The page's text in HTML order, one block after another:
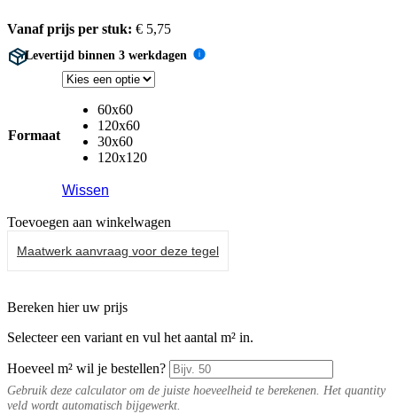
Vanaf prijs per stuk: € 5,75
Levertijd binnen 3 werkdagen i
Formaat
60x60
120x60
30x60
120x120
Wissen
Toevoegen aan winkelwagen
Maatwerk aanvraag voor deze tegel
Bereken hier uw prijs
Selecteer een variant en vul het aantal m² in.
Hoeveel m² wil je bestellen?
Gebruik deze calculator om de juiste hoeveelheid te berekenen. Het quantity
veld wordt automatisch bijgewerkt.